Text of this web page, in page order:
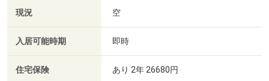
現況 空
入居可能時期 即時
住宅保険 あり 2年 26680円